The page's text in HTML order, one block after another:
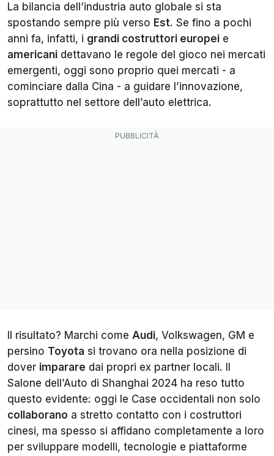
La bilancia dell’industria auto globale si sta
spostando sempre più verso Est. Se fino a pochi
anni fa, infatti, i grandi costruttori europei e
americani dettavano le regole del gioco nei mercati
emergenti, oggi sono proprio quei mercati - a
cominciare dalla Cina - a guidare l’innovazione,
soprattutto nel settore dell’auto elettrica.
Il risultato? Marchi come Audi, Volkswagen, GM e
persino Toyota si trovano ora nella posizione di
dover imparare dai propri ex partner locali. Il
Salone dell’Auto di Shanghai 2024 ha reso tutto
questo evidente: oggi le Case occidentali non solo
collaborano a stretto contatto con i costruttori
cinesi, ma spesso si affidano completamente a loro
per sviluppare modelli, tecnologie e piattaforme